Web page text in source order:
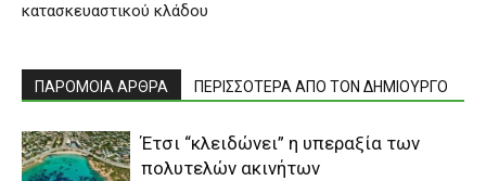
κατασκευαστικού κλάδου
ΠΑΡΟΜΟΙΑ ΑΡΘΡΑ ΠΕΡΙΣΣΟΤΕΡΑ ΑΠΟ ΤΟΝ ΔΗΜΙΟΥΡΓΟ
Έτσι “κλειδώνει” η υπεραξία των
πολυτελών ακινήτων